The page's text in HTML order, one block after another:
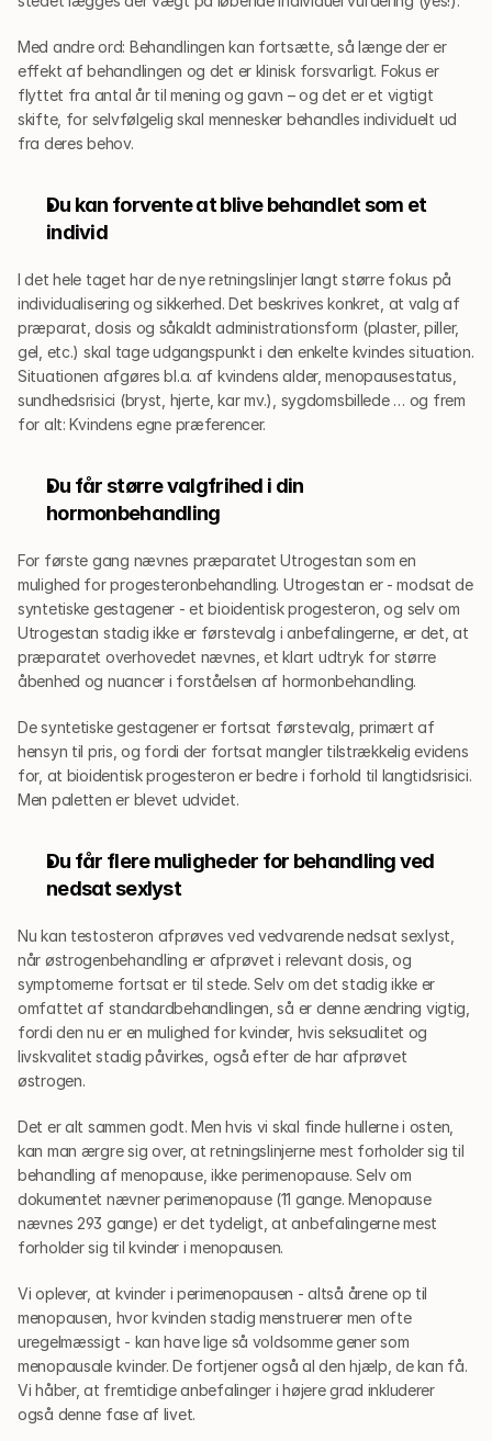
Med andre ord: Behandlingen kan fortsætte, så længe der er
effekt af behandlingen og det er klinisk forsvarligt. Fokus er
flyttet fra antal år til mening og gavn – og det er et vigtigt
skifte, for selvfølgelig skal mennesker behandles individuelt ud
fra deres behov.
Du kan forvente at blive behandlet som et
individ
I det hele taget har de nye retningslinjer langt større fokus på
individualisering og sikkerhed. Det beskrives konkret, at valg af
præparat, dosis og såkaldt administrationsform (plaster, piller,
gel, etc.) skal tage udgangspunkt i den enkelte kvindes situation.
Situationen afgøres bl.a. af kvindens alder, menopausestatus,
sundhedsrisici (bryst, hjerte, kar mv.), sygdomsbillede … og frem
for alt: Kvindens egne præferencer.
Du får større valgfrihed i din
hormonbehandling
For første gang nævnes præparatet Utrogestan som en
mulighed for progesteronbehandling. Utrogestan er - modsat de
syntetiske gestagener - et bioidentisk progesteron, og selv om
Utrogestan stadig ikke er førstevalg i anbefalingerne, er det, at
præparatet overhovedet nævnes, et klart udtryk for større
åbenhed og nuancer i forståelsen af hormonbehandling.
De syntetiske gestagener er fortsat førstevalg, primært af
hensyn til pris, og fordi der fortsat mangler tilstrækkelig evidens
for, at bioidentisk progesteron er bedre i forhold til langtidsrisici.
Men paletten er blevet udvidet.
Du får flere muligheder for behandling ved
nedsat sexlyst
Nu kan testosteron afprøves ved vedvarende nedsat sexlyst,
når østrogenbehandling er afprøvet i relevant dosis, og
symptomerne fortsat er til stede. Selv om det stadig ikke er
omfattet af standardbehandlingen, så er denne ændring vigtig,
fordi den nu er en mulighed for kvinder, hvis seksualitet og
livskvalitet stadig påvirkes, også efter de har afprøvet
østrogen.
Det er alt sammen godt. Men hvis vi skal finde hullerne i osten,
kan man ærgre sig over, at retningslinjerne mest forholder sig til
behandling af menopause, ikke perimenopause. Selv om
dokumentet nævner perimenopause (11 gange. Menopause
nævnes 293 gange) er det tydeligt, at anbefalingerne mest
forholder sig til kvinder i menopausen.
Vi oplever, at kvinder i perimenopausen - altså årene op til
menopausen, hvor kvinden stadig menstruerer men ofte
uregelmæssigt - kan have lige så voldsomme gener som
menopausale kvinder. De fortjener også al den hjælp, de kan få.
Vi håber, at fremtidige anbefalinger i højere grad inkluderer
også denne fase af livet.